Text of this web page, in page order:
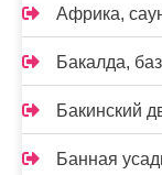
Африка,
Бакалда,
Бакинский
Банная